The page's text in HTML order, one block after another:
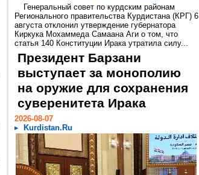
Генеральный совет по курдским районам
Регионального правительства Курдистана (КРГ) 6
августа отклонил утверждение губернатора
Киркука Мохаммеда Самаана Аги о том, что
статья 140 Конституции Ирака утратила силу...
Президент Барзани
выступает за монополию
на оружие для сохранения
суверенитета Ирака
2026-08-07
Kurdistan.Ru